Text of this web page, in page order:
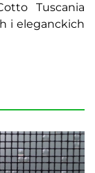
Tuscania
i eleganckich